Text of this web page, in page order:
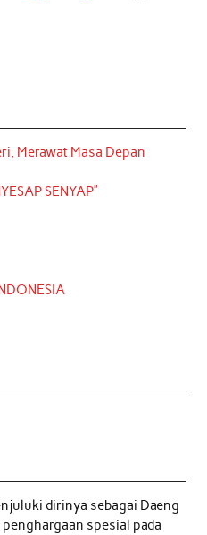
Merawat Masa Depan
SENYAP”
dirinya sebagai Daeng
spesial pada